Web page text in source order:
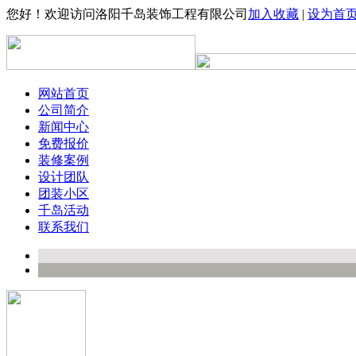
您好！欢迎访问洛阳千岛装饰工程有限公司 加入收藏 | 设为首
网站首页
公司简介
新闻中心
免费报价
装修案例
设计团队
团装小区
千岛活动
联系我们